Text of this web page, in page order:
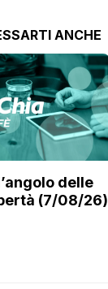
ANCHE
delle
(7/08/26)